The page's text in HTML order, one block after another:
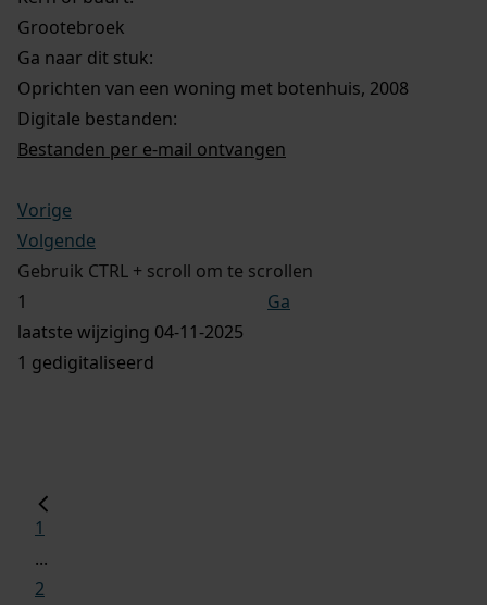
Grootebroek
Ga naar dit stuk:
Oprichten van een woning met botenhuis, 2008
Digitale bestanden:
Bestanden per e-mail ontvangen
Vorige
Volgende
Gebruik CTRL + scroll om te scrollen
Ga
laatste wijziging 04-11-2025
1 gedigitaliseerd
1
...
2